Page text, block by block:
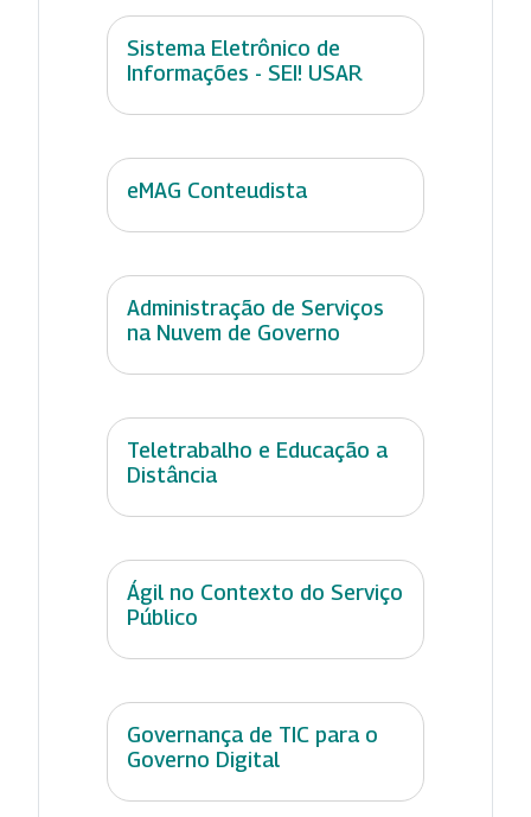
Sistema Eletrônico de
Informações - SEI! USAR
eMAG Conteudista
Administração de Serviços
na Nuvem de Governo
Teletrabalho e Educação a
Distância
Ágil no Contexto do Serviço
Público
Governança de TIC para o
Governo Digital